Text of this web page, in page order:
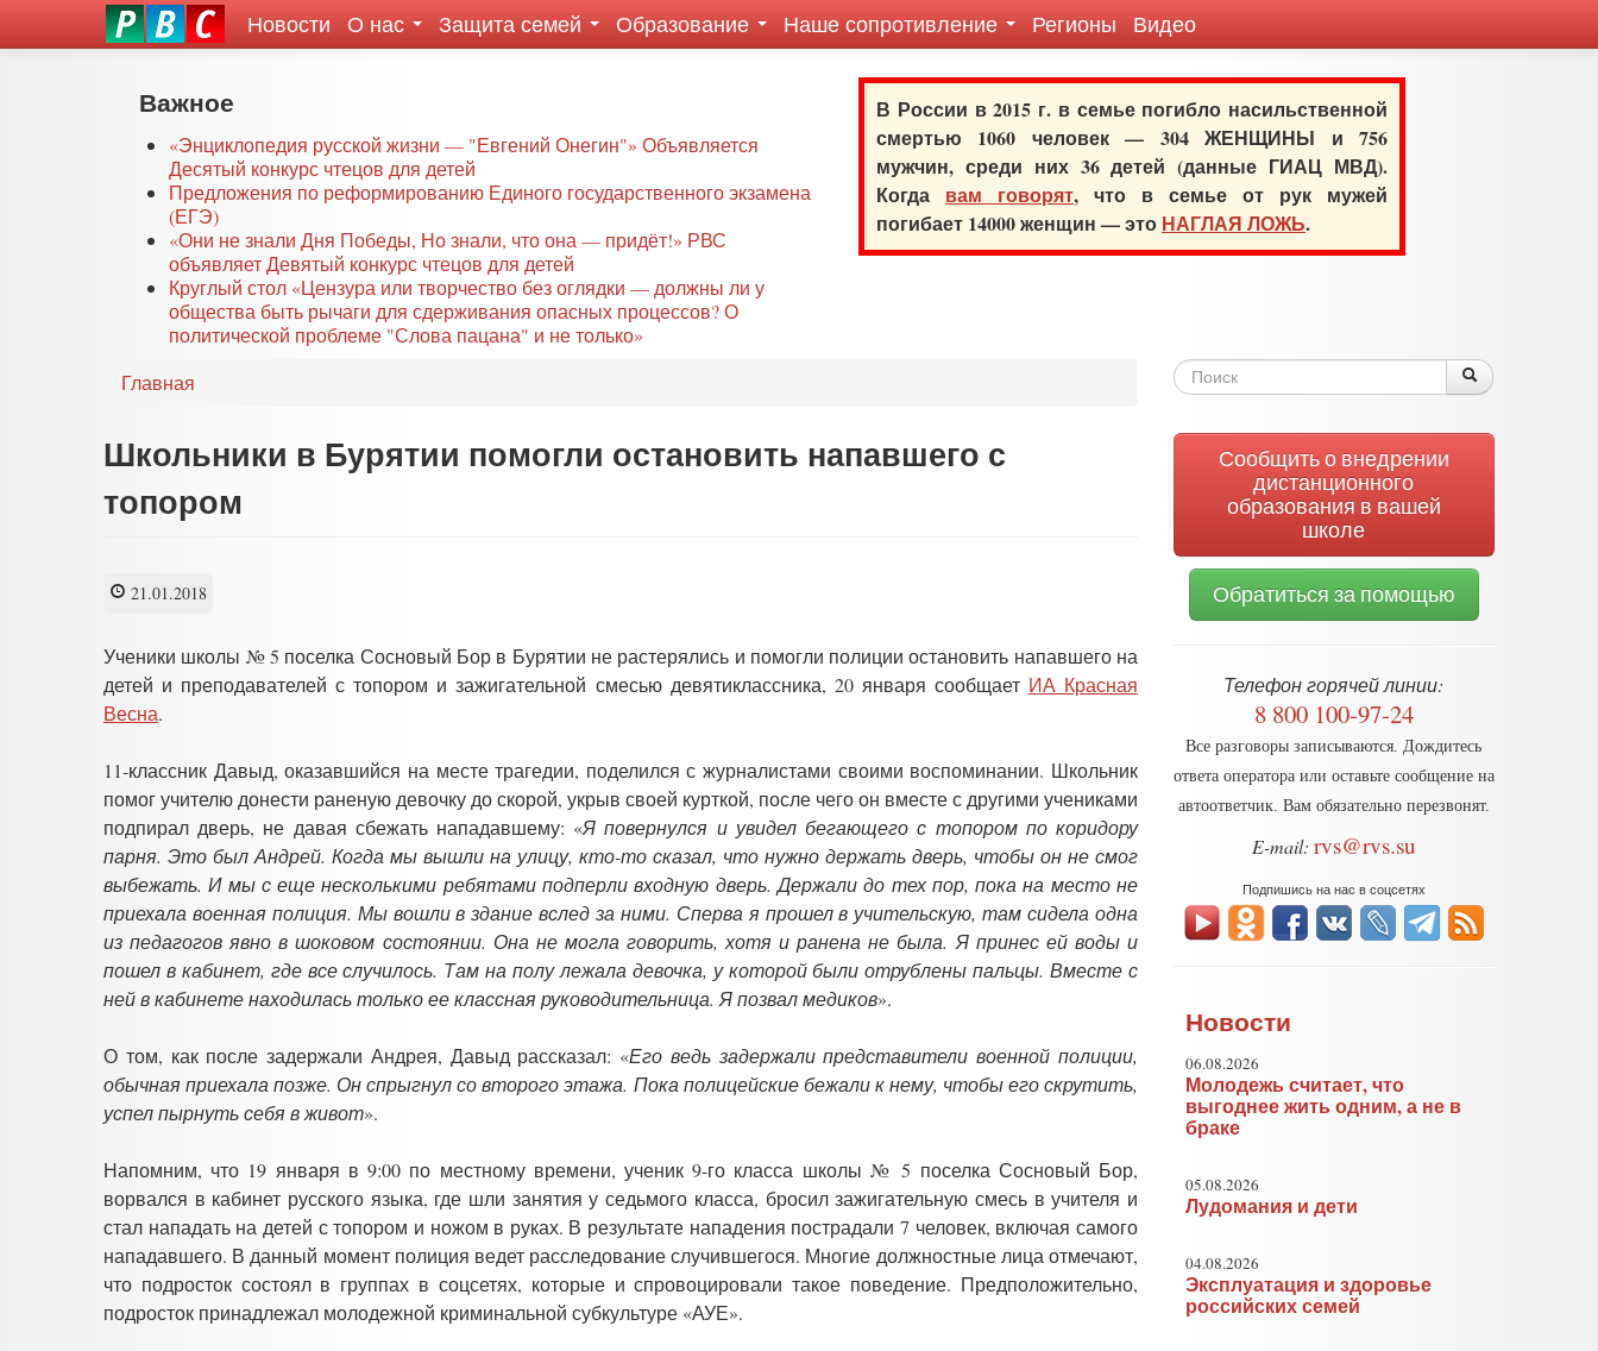
Новости О нас Защита семей Образование Наше сопротивление Регионы Видео
Важное
«Энциклопедия русской жизни — "Евгений Онегин"» Объявляется
Десятый конкурс чтецов для детей
Предложения по реформированию Единого государственного экзамена
(ЕГЭ)
«Они не знали Дня Победы, Но знали, что она — придёт!» РВС
объявляет Девятый конкурс чтецов для детей
Круглый стол «Цензура или творчество без оглядки — должны ли у
общества быть рычаги для сдерживания опасных процессов? О
политической проблеме "Слова пацана" и не только»
В России в 2015 г. в семье погибло насильственной
смертью 1060 человек — 304 ЖЕНЩИНЫ и 756
мужчин, среди них 36 детей (данные ГИАЦ МВД).
Когда вам говорят, что в семье от рук мужей
погибает 14000 женщин — это НАГЛАЯ ЛОЖЬ.
Главная
Школьники в Бурятии помогли остановить напавшего с
топором
21.01.2018
Ученики школы № 5 поселка Сосновый Бор в Бурятии не растерялись и помогли полиции остановить напавшего на
детей и преподавателей с топором и зажигательной смесью девятиклассника, 20 января сообщает ИА Красная
Весна.
11-классник Давыд, оказавшийся на месте трагедии, поделился с журналистами своими воспоминании. Школьник
помог учителю донести раненую девочку до скорой, укрыв своей курткой, после чего он вместе с другими учениками
подпирал дверь, не давая сбежать нападавшему: «Я повернулся и увидел бегающего с топором по коридору
парня. Это был Андрей. Когда мы вышли на улицу, кто-то сказал, что нужно держать дверь, чтобы он не смог
выбежать. И мы с еще несколькими ребятами подперли входную дверь. Держали до тех пор, пока на место не
приехала военная полиция. Мы вошли в здание вслед за ними. Сперва я прошел в учительскую, там сидела одна
из педагогов явно в шоковом состоянии. Она не могла говорить, хотя и ранена не была. Я принес ей воды и
пошел в кабинет, где все случилось. Там на полу лежала девочка, у которой были отрублены пальцы. Вместе с
ней в кабинете находилась только ее классная руководительница. Я позвал медиков».
О том, как после задержали Андрея, Давыд рассказал: «Его ведь задержали представители военной полиции,
обычная приехала позже. Он спрыгнул со второго этажа. Пока полицейские бежали к нему, чтобы его скрутить,
успел пырнуть себя в живот».
Напомним, что 19 января в 9:00 по местному времени, ученик 9-го класса школы № 5 поселка Сосновый Бор,
ворвался в кабинет русского языка, где шли занятия у седьмого класса, бросил зажигательную смесь в учителя и
стал нападать на детей с топором и ножом в руках. В результате нападения пострадали 7 человек, включая самого
нападавшего. В данный момент полиция ведет расследование случившегося. Многие должностные лица отмечают,
что подросток состоял в группах в соцсетях, которые и спровоцировали такое поведение. Предположительно,
подросток принадлежал молодежной криминальной субкультуре «АУЕ».
Форма
Поиск
Сообщить о внедрении
дистанционного
образования в вашей
школе
Обратиться за помощью
Телефон горячей линии:
8 800 100-97-24
Все разговоры записываются. Дождитесь
ответа оператора или оставьте сообщение на
автоответчик. Вам обязательно перезвонят.
E-mail: rvs@rvs.su
Подпишись на нас в соцсетях
Новости
06.08.2026
Молодежь считает, что
выгоднее жить одним, а не в
браке
05.08.2026
Лудомания и дети
04.08.2026
Эксплуатация и здоровье
российских семей